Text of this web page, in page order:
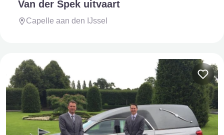
Van der Spek uitvaart
Capelle aan den IJssel